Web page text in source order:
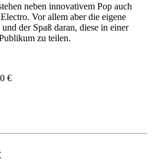
neben innovativem Pop auch
Vor allem aber die eigene
der Spaß daran, diese in einer
zu teilen.
€